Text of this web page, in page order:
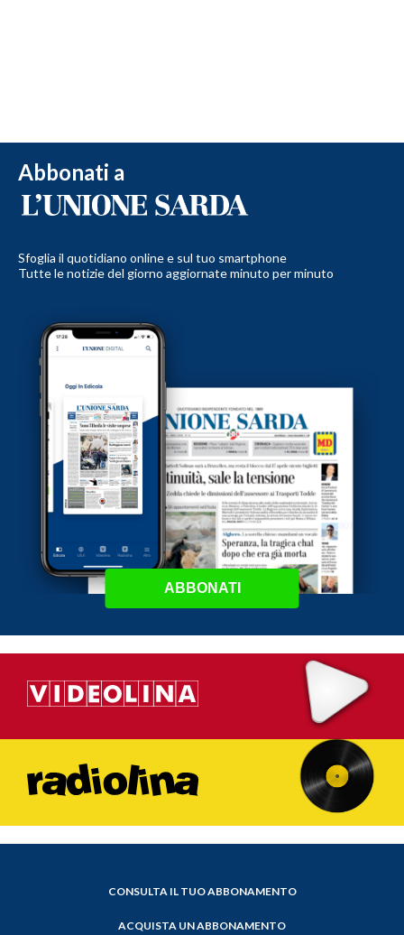
Abbonati a
Sfoglia il quotidiano online e sul tuo smartphone
Tutte le notizie del giorno aggiornate minuto per minuto
ABBONATI
CONSULTA IL TUO ABBONAMENTO
ACQUISTA UN ABBONAMENTO